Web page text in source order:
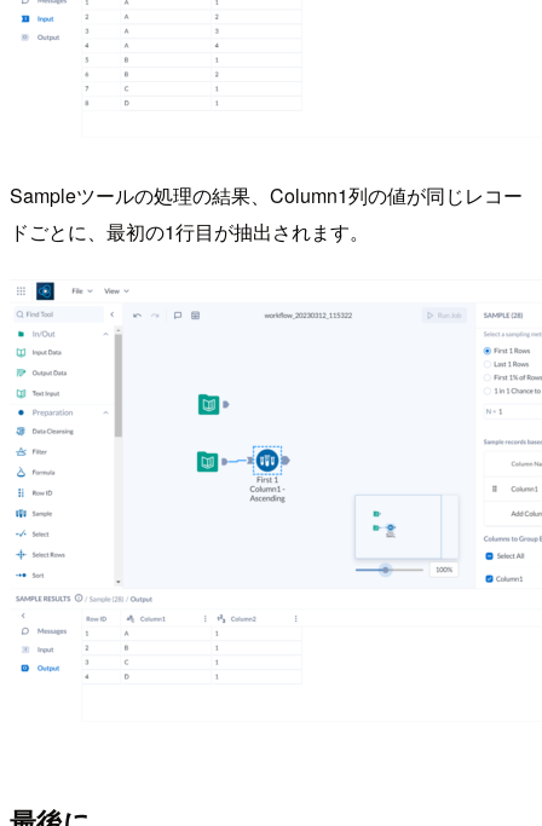
Sampleツールの処理の結果、Column1列の値が同じレコー
ドごとに、最初の1行目が抽出されます。